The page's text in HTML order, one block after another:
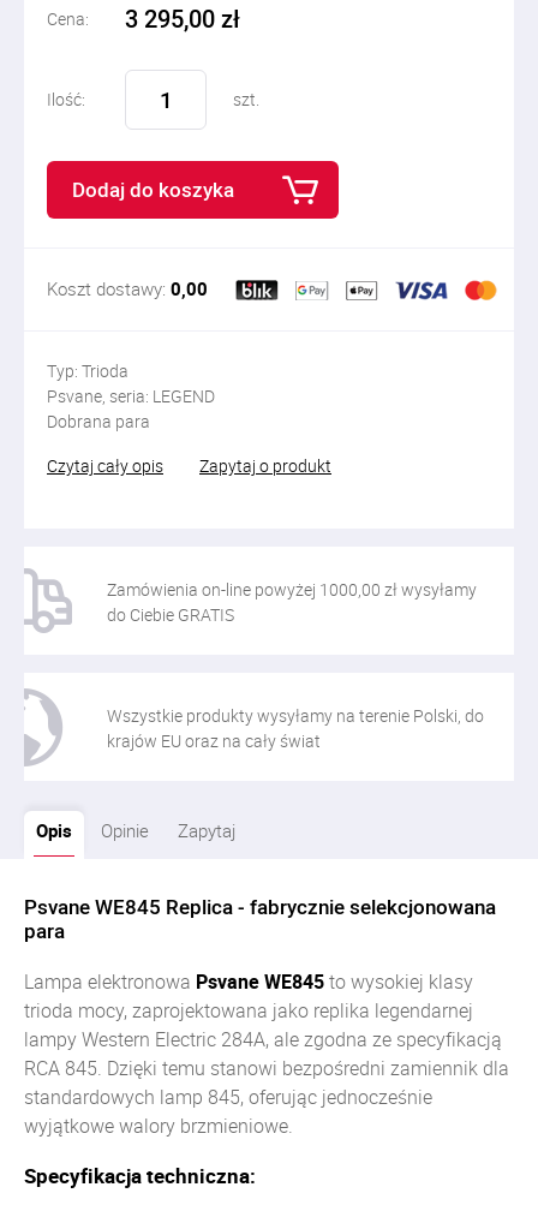
Cena: 3 295,00 zł
Ilość: szt.
Dodaj do koszyka
Koszt dostawy: 0,00
Typ: Trioda
Psvane, seria: LEGEND
Dobrana para
Czytaj cały opis
Zapytaj o produkt
Zamówienia on-line powyżej 1000,00 zł wysyłamy
do Ciebie GRATIS
Wszystkie produkty wysyłamy na terenie Polski, do
krajów EU oraz na cały świat
Opis Opinie Zapytaj
Psvane WE845 Replica - fabrycznie selekcjonowana
para
Lampa elektronowa Psvane WE845to wysokiej klasy
trioda mocy, zaprojektowana jako replika legendarnej
lampy Western Electric 284A, ale zgodna ze specyfikacją
RCA 845. Dzięki temu stanowi bezpośredni zamiennik dla
standardowych lamp 845, oferując jednocześnie
wyjątkowe walory brzmieniowe.
Specyfikacja techniczna: